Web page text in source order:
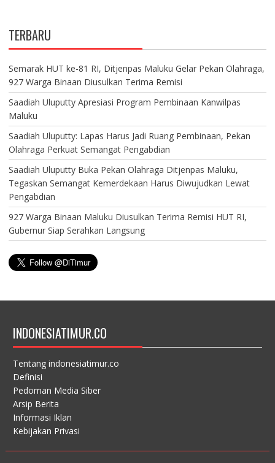
TERBARU
Semarak HUT ke-81 RI, Ditjenpas Maluku Gelar Pekan Olahraga,
927 Warga Binaan Diusulkan Terima Remisi
Saadiah Uluputty Apresiasi Program Pembinaan Kanwilpas
Maluku
Saadiah Uluputty: Lapas Harus Jadi Ruang Pembinaan, Pekan
Olahraga Perkuat Semangat Pengabdian
Saadiah Uluputty Buka Pekan Olahraga Ditjenpas Maluku,
Tegaskan Semangat Kemerdekaan Harus Diwujudkan Lewat
Pengabdian
927 Warga Binaan Maluku Diusulkan Terima Remisi HUT RI,
Gubernur Siap Serahkan Langsung
INDONESIATIMUR.CO
Tentang indonesiatimur.co
Definisi
Pedoman Media Siber
Arsip Berita
Informasi Iklan
Kebijakan Privasi